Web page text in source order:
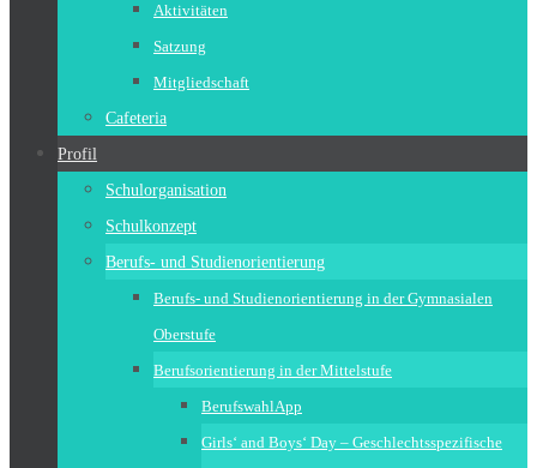
Aktivitäten
Satzung
Mitgliedschaft
Cafeteria
Profil
Schulorganisation
Schulkonzept
Berufs- und Studienorientierung
Berufs- und Studienorientierung in der Gymnasialen
Oberstufe
Berufsorientierung in der Mittelstufe
BerufswahlApp
Girls‘ and Boys‘ Day – Geschlechtsspezifische